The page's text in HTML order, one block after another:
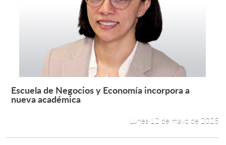
Leer más +
Escuela de Negocios y Economía incorpora a
nueva académica
Lunes 12 de mayo de 2025